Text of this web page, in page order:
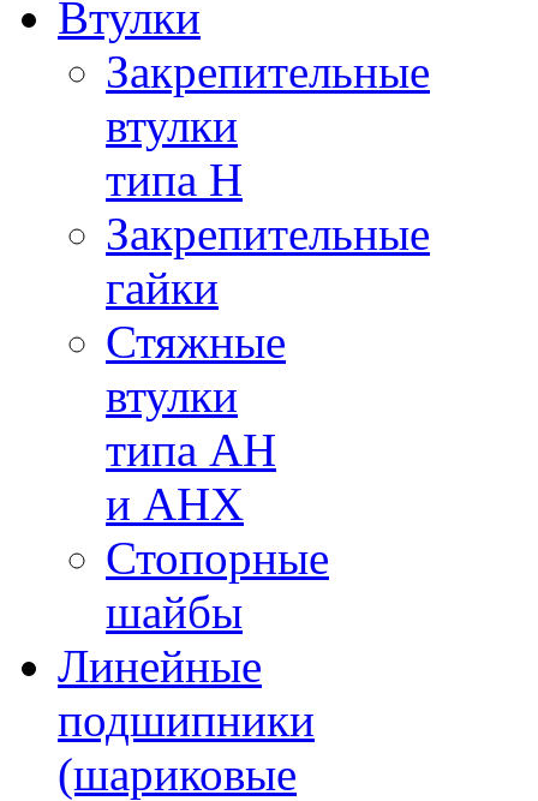
Втулки
Закрепительные
втулки
типа H
Закрепительные
гайки
Стяжные
втулки
типа AH
и AHX
Стопорные
шайбы
Линейные
подшипники
(шариковые